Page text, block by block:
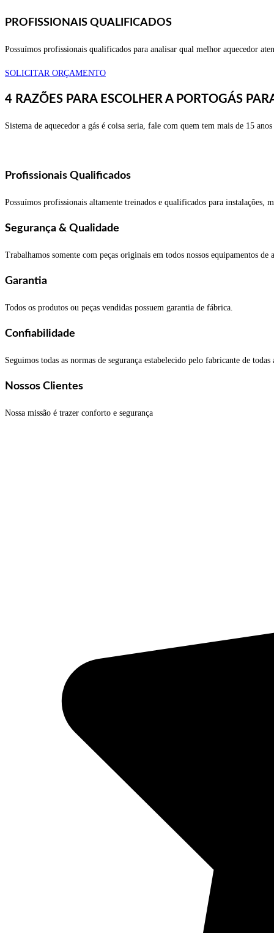
PROFISSIONAIS QUALIFICADOS
Possuímos profissionais qualificados para analisar qual melhor aquecedor
SOLICITAR ORÇAMENTO
4 RAZÕES PARA ESCOLHER A PORTOGÁS
Sistema de aquecedor a gás é coisa seria, fale com quem tem mais de 15
Profissionais Qualificados
Possuímos profissionais altamente treinados e qualificados para instalações,
Segurança & Qualidade
Trabalhamos somente com peças originais em todos nossos equipamentos de
Garantia
Todos os produtos ou peças vendidas possuem garantia de fábrica.
Confiabilidade
Seguimos todas as normas de segurança estabelecido pelo fabricante de
Nossos Clientes
Nossa missão é trazer conforto e segurança